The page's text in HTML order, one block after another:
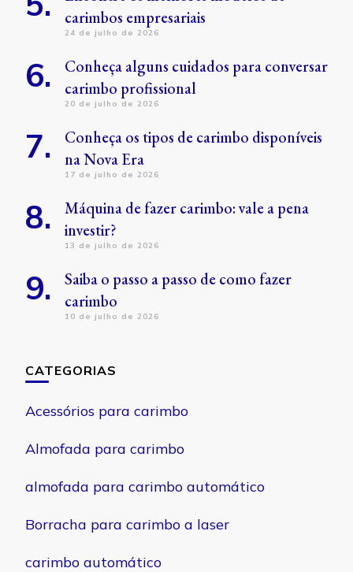
carimbos empresariais
24 de julho de 2026
Conheça alguns cuidados para conversar
carimbo profissional
20 de julho de 2026
Conheça os tipos de carimbo disponíveis
na Nova Era
17 de julho de 2026
Máquina de fazer carimbo: vale a pena
investir?
13 de julho de 2026
Saiba o passo a passo de como fazer
carimbo
10 de julho de 2026
CATEGORIAS
Acessórios para carimbo
Almofada para carimbo
almofada para carimbo automático
Borracha para carimbo a laser
carimbo automático